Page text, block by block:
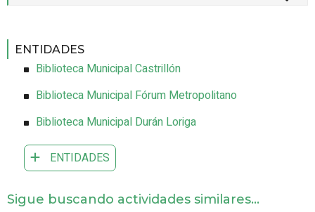
ENTIDADES
Biblioteca Municipal Castrillón
Biblioteca Municipal Fórum Metropolitano
Biblioteca Municipal Durán Loriga
ENTIDADES
Sigue buscando actividades similares...